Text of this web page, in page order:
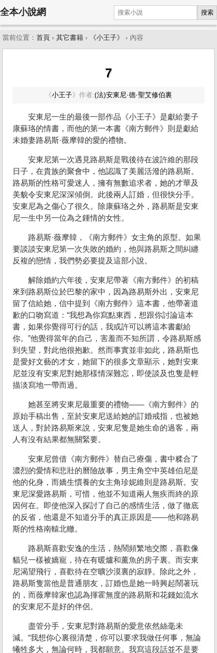
全本小說網 搜索
當前位置： 首頁 › 其它書籍 › 《小王子》 › 內容
7
《小王子》 作者:(法)安東尼·德·聖艾修伯裏
安東尼一生的最後一部作品《小王子》是獻給妻子
康蘇珞的情書，而他的第一本書《南方郵件》則是獻給
未婚妻路易斯·薇摩韓的愛的禮物。
安東尼第一次遇見路易斯是戰後待在波許維的那段
日子，在貴族的聚會中，他認識了美麗活潑的路易斯。
路易斯的性格可愛迷人，擁有無數追求者，她的才華及
美貌令安東尼深深傾倒。此後兩人訂婚，但很快分手。
安東尼為之傷心了很久。除康蘇珞之外，路易斯是安東
尼一生中另一位為之鍾情的女性。
路易斯·薇摩韓，《南方郵件》女主角的原型。如果
要談談安東尼第一次失敗的婚約，他與路易斯之間糾纏
反複的戀情，我們勢必要提及這部小說。
解除婚約六年後，安東尼帶著《南方郵件》的初稿
來到路易斯位於巴黎的家中，因為路易斯外出，安東尼
留了信給她，信中提到《南方郵件》這本書，他帶著道
歉的口吻寫道：“我想為你寫點東西，想跟你討論這本
書，如果你覺得可行的話，我或許可以將這本書獻給
你。”他覺得當年的自己，害羞而不知所謂，令路易斯感
到失望，對此他很抱歉。然而事實並非如此，路易斯也
是愛好文藝的才女，她留下的很多文章顯示，她對安東
尼並沒有安東尼對她那樣情深難忘，即使談及也隻是輕
描淡寫地一帶而過。
她甚至將安東尼最重要的禮物——《南方郵件》的
原始手稿出售，至於安東尼送給她的訂婚戒指，也被她
送人，對於路易斯來說，安東尼隻是她生命的過客，兩
人有沒有結果都無關緊要。
安東尼曾借《南方郵件》替自己療傷，書中糅合了
濃烈的愛情和悲壯的曆險故事，男主角空中英雄伯尼是
他的化身，而嬌生慣養的女主角珍妮維則是路易斯。安
東尼深愛路易斯，可惜，他並不知道兩人無疾而終的原
因何在。即使他深入探討了自己的感情生活，做了徹底
的反省，他還是不知道分手的真正原因是——他和路易
斯的性格南轅北轍。
路易斯喜歡安逸的生活，熱鬧頻繁地交際，喜歡像
貓兒一樣被嬌寵，待在有暖爐和薰魚的房子裏。而安東
尼渴望飛行，喜歡待在空曠沙漠裏的寂靜。除此之外，
路易斯隻當他是普通朋友，訂婚也是她一時興起鬧著玩
的，而薇摩韓家也認為揮霍無度的路易斯和花錢如流水
的安東尼不是好的伴侶。
盡管分手，安東尼對路易斯的愛意依然絲毫未
減。“我想你心裏很清楚，你可以要求我做任何事，無論
犧牲多大，無論何時，我都願意。我寫這段話並不是要